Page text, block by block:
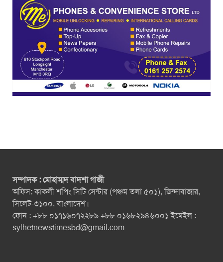
সম্পাদক : মোহাম্মদ বাদশা গাজী
অফিস: কাকলী শপিং সিটি সেন্টার (পঞ্চম তলা ৫০১), জিন্দাবাজার,
সিলেট-৩১০০, বাংলাদেশ।
ফোন : +৮৮ ০১৭১৬০৭২২৮৯ +৮৮ ০১৬৮২৯৪৬০০১ ইমেইল :
sylhetnewstimesbd@gmail.com